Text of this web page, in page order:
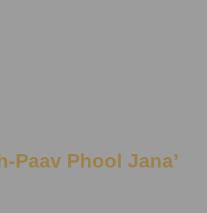
Paav Phool Jana’